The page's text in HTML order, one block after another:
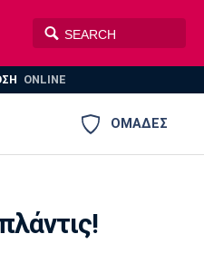
ONLINE
ΟΜΑΔΕΣ